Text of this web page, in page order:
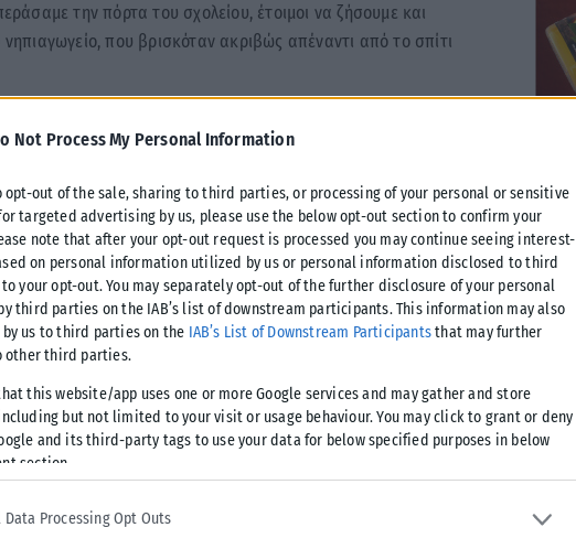
Not Process My Personal Information
opt-out of the sale, sharing to third parties, or processing of your personal or sensitive
targeted advertising by us, please use the below opt-out section to confirm your
note that after your opt-out request is processed you may continue seeing interest-
on personal information utilized by us or personal information disclosed to third
your opt-out. You may separately opt-out of the further disclosure of your personal
third parties on the IAB’s list of downstream participants. This information may also
by us to third parties on the IAB’s List of Downstream Participantsthat may further
other third parties.
this website/app uses one or more Google services and may gather and store
but not limited to your visit or usage behaviour. You may click to grant or deny
and its third-party tags to use your data for below specified purposes in below
section.
Data Processing Opt Outs
την πόρτα του σχολείου, έτοιμοι να ζήσουμε και
που βρισκόταν ακριβώς απέναντι από το σπίτι
μου.
μου αδερφή. Είχε γεννηθεί ένα λεπτό πριν από
Ακόμα κι όταν φορούσα ανάποδα τα αθλητικά μου, με
ότι ήταν εντάξει, εγώ προχωρούσα σαν να μη συνέβαινε
της. Εμπιστευόμουν τα πάντα επάνω της και εκείνη το
της πήγαινε πολύ. Ακόμα κι όταν μας χώρισαν, για να
κάτω από τα πόδια μου, εκείνη μου έσφιξε ακόμα πιο
στα διαλείμματα. Μόνοι για ένα διάστημα με
κάγκελα δεν υπήρχαν. Για κάποια παιδιά δεν είχαμε